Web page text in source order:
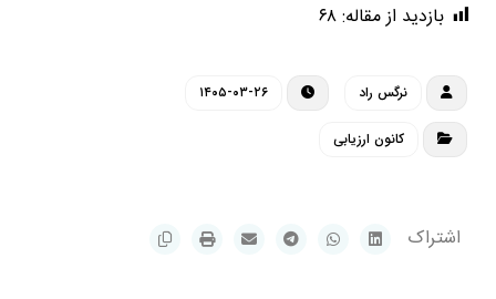
بازدید از مقاله: ۶۸
نرگس راد ۱۴۰۵-۰۳-۲۶
کانون ارزیابی